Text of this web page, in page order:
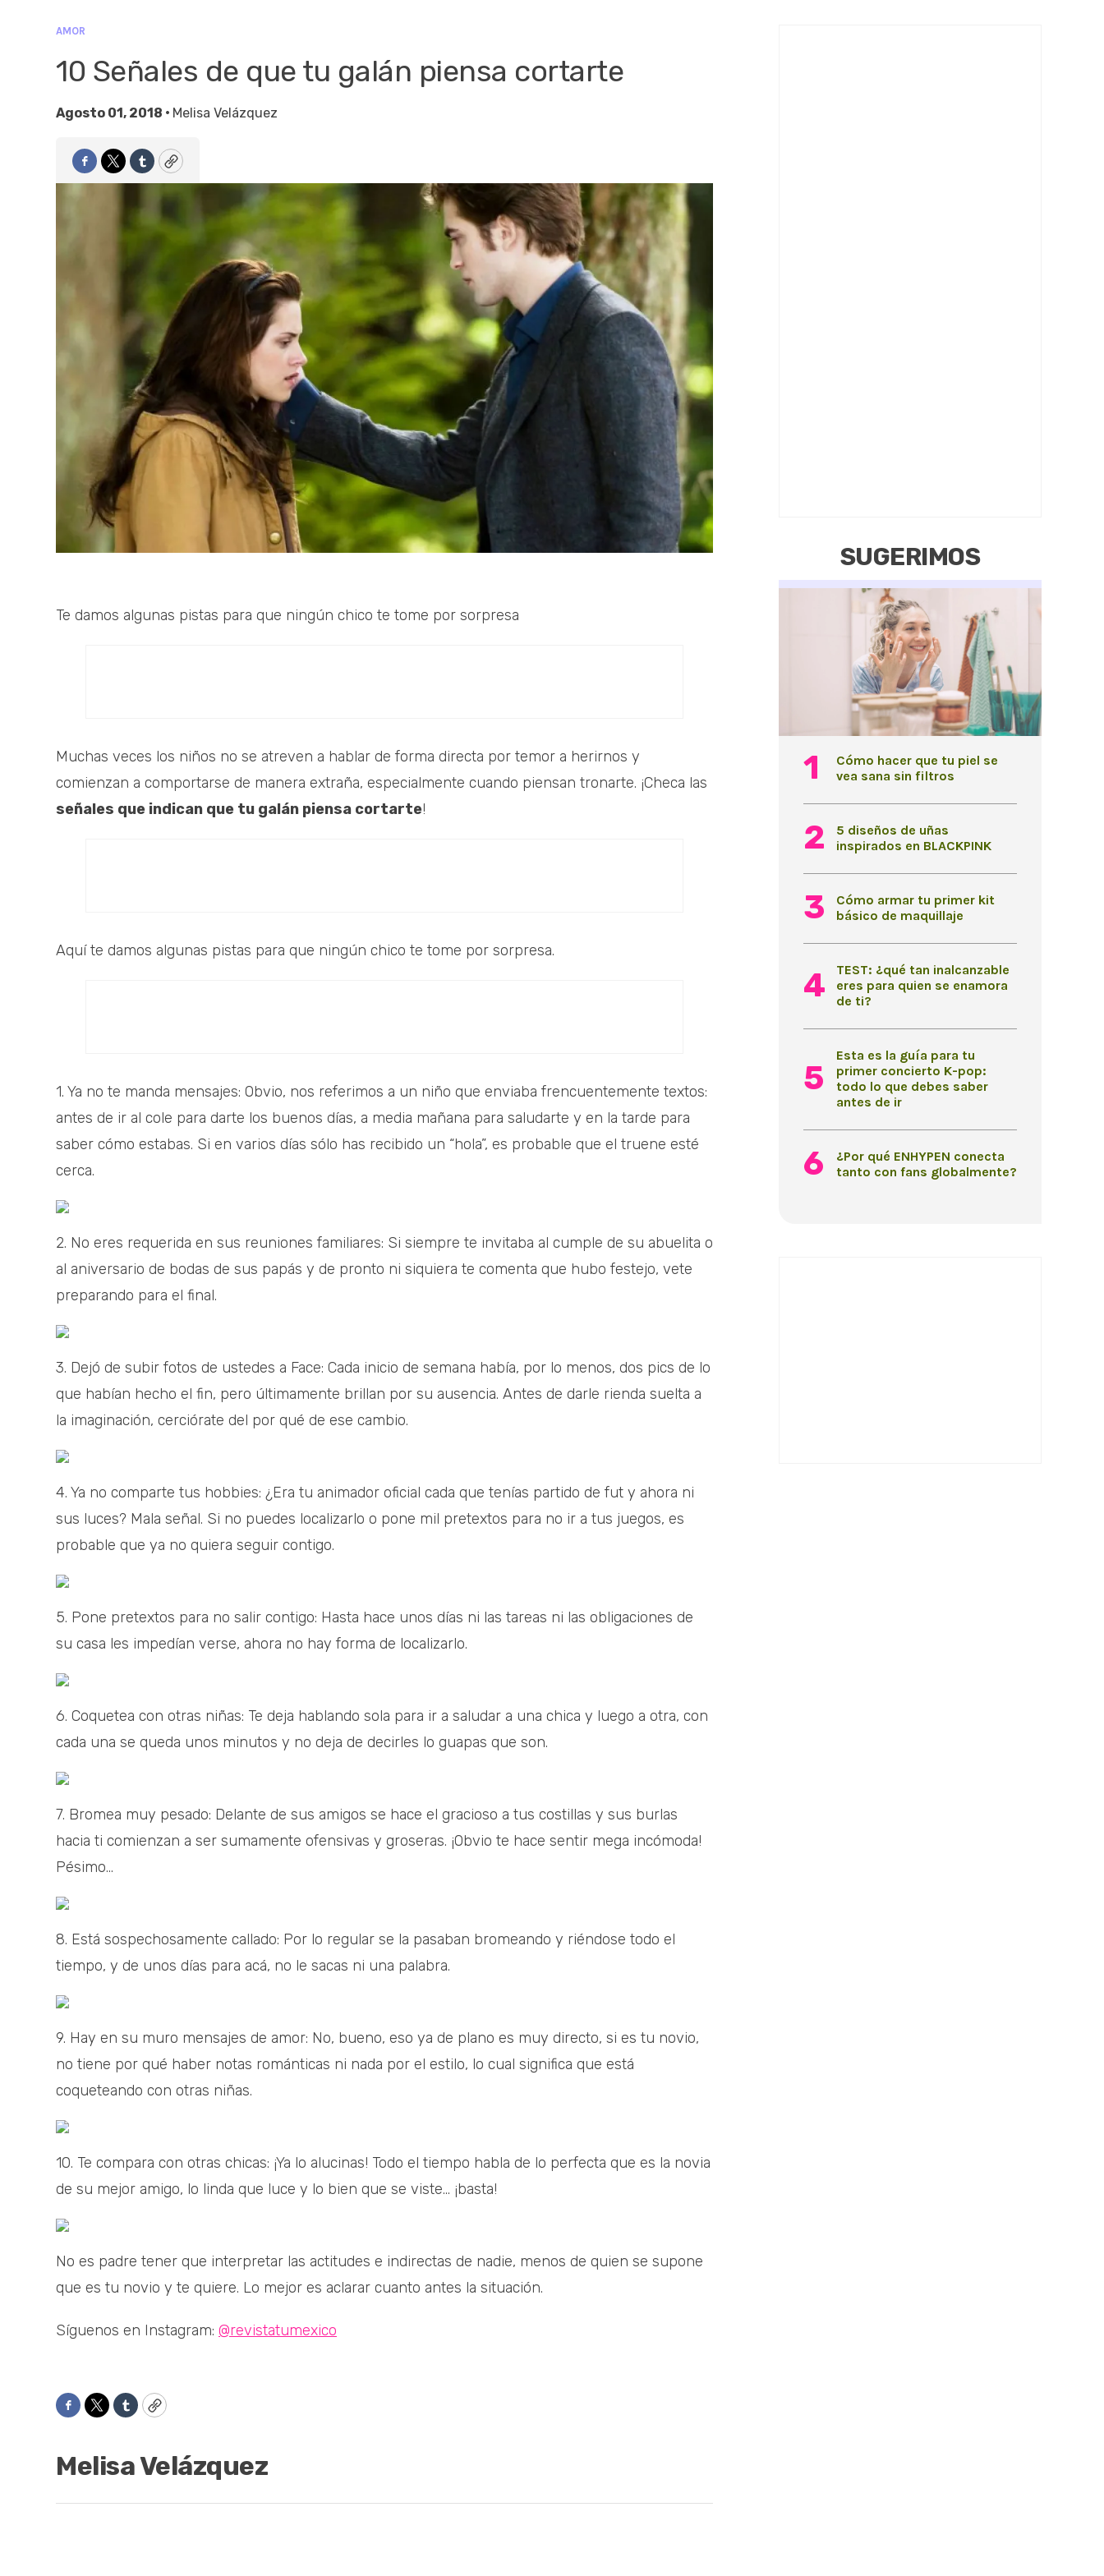
AMOR
10 Señales de que tu galán piensa cortarte
Agosto 01, 2018 • Melisa Velázquez
Facebook
TwitterTumblrCopy
Te damos algunas pistas para que ningún chico te tome por sorpresa
Muchas veces los niños no se atreven a hablar de forma directa por temor a herirnos y
comienzan a comportarse de manera extraña, especialmente cuando piensan tronarte. ¡Checa las
señales que indican que tu galán piensa cortarte!
Aquí te damos algunas pistas para que ningún chico te tome por sorpresa.
1. Ya no te manda mensajes: Obvio, nos referimos a un niño que enviaba frencuentemente textos:
antes de ir al cole para darte los buenos días, a media mañana para saludarte y en la tarde para
saber cómo estabas. Si en varios días sólo has recibido un “hola”, es probable que el truene esté
cerca.
2. No eres requerida en sus reuniones familiares: Si siempre te invitaba al cumple de su abuelita o
al aniversario de bodas de sus papás y de pronto ni siquiera te comenta que hubo festejo, vete
preparando para el final.
3. Dejó de subir fotos de ustedes a Face: Cada inicio de semana había, por lo menos, dos pics de lo
que habían hecho el fin, pero últimamente brillan por su ausencia. Antes de darle rienda suelta a
la imaginación, cerciórate del por qué de ese cambio.
4. Ya no comparte tus hobbies: ¿Era tu animador oficial cada que tenías partido de fut y ahora ni
sus luces? Mala señal. Si no puedes localizarlo o pone mil pretextos para no ir a tus juegos, es
probable que ya no quiera seguir contigo.
5. Pone pretextos para no salir contigo: Hasta hace unos días ni las tareas ni las obligaciones de
su casa les impedían verse, ahora no hay forma de localizarlo.
6. Coquetea con otras niñas: Te deja hablando sola para ir a saludar a una chica y luego a otra, con
cada una se queda unos minutos y no deja de decirles lo guapas que son.
7. Bromea muy pesado: Delante de sus amigos se hace el gracioso a tus costillas y sus burlas
hacia ti comienzan a ser sumamente ofensivas y groseras. ¡Obvio te hace sentir mega incómoda!
Pésimo...
8. Está sospechosamente callado: Por lo regular se la pasaban bromeando y riéndose todo el
tiempo, y de unos días para acá, no le sacas ni una palabra.
9. Hay en su muro mensajes de amor: No, bueno, eso ya de plano es muy directo, si es tu novio,
no tiene por qué haber notas románticas ni nada por el estilo, lo cual significa que está
coqueteando con otras niñas.
10. Te compara con otras chicas: ¡Ya lo alucinas! Todo el tiempo habla de lo perfecta que es la novia
de su mejor amigo, lo linda que luce y lo bien que se viste... ¡basta!
No es padre tener que interpretar las actitudes e indirectas de nadie, menos de quien se supone
que es tu novio y te quiere. Lo mejor es aclarar cuanto antes la situación.
Síguenos en Instagram: @revistatumexico
Facebook
TwitterTumblrCopy
Melisa Velázquez
SUGERIMOS
Cómo hacer que tu piel se
vea sana sin filtros
5 diseños de uñas
inspirados en BLACKPINK
Cómo armar tu primer kit
básico de maquillaje
TEST: ¿qué tan inalcanzable
eres para quien se enamora
de ti?
Esta es la guía para tu
primer concierto K-pop:
todo lo que debes saber
antes de ir
¿Por qué ENHYPEN conecta
tanto con fans globalmente?